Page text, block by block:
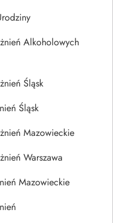
Alkoholowych
Śląsk
Śląsk
Mazowieckie
Warszawa
Mazowieckie